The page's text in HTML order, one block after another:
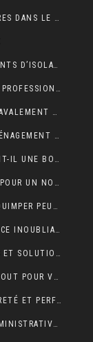
LES DESSOUS DES TRANSACTIONS IMMOBILIÈRES DANS LE SECTEUR HÔTELIER
POURQUOI CHOISIR LES MEILLEURS ÉQUIPEMENTS D’ISOLATION PHONIQUE POUR TOITURE ?
CINQ RAISONS DE MISER SUR UN SERVICE SEO PROFESSIONNEL
COMMENT CHOISIR LES COULEURS POUR UN RAVALEMENT DE FAÇADE ?
LES SERVICES INDISPENSABLES POUR UN DÉMÉNAGEMENT RÉUSSI EN BRETAGNE
UN DÉMÉNAGEMENT DANS LE FINISTÈRE SERAIT-IL UNE BONNE IDÉE?
POURQUOI LE HAVRE EST-IL L’ENDROIT IDÉAL POUR UN NOUVEAU DÉPART EN 2024 ?
COMMENT LE SERVICE DE GARDE-MEUBLES À QUIMPER PEUT-IL SIMPLIFIER VOTRE DÉMÉNAGEMENT ET PROTÉGER VOS BIENS ?
QUAND VISITER NOSY VE POUR UNE EXPÉRIENCE INOUBLIABLE ?
L’ABATTAGE D’ARBRE EN MILIEU RURAL : DÉFIS ET SOLUTIONS
LE STAGE ACTING CAMÉRA À PARIS UN RÉEL ATOUT POUR VOTRE CARRIÈRE DE COMÉDIEN ?
LA TECHNOLOGIE DU FILTRE FILTROPURE : PURETÉ ET PERFORMANCE
ABATTAGE D’ARBRE : QUELLES DÉMARCHES ADMINISTRATIVES ?